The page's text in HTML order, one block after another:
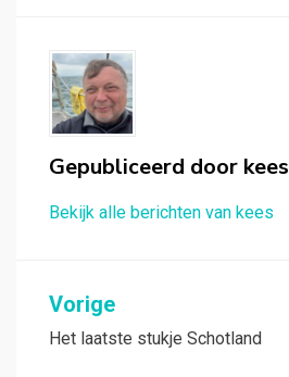
Gepubliceerd door kees
Bekijk alle berichten van kees
Bericht
navigatie
Vorige
Het laatste stukje Schotland